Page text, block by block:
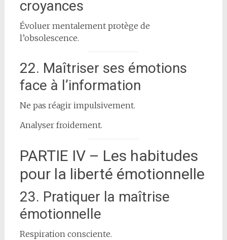
croyances
Évoluer mentalement protège de
l’obsolescence.
22. Maîtriser ses émotions
face à l’information
Ne pas réagir impulsivement.
Analyser froidement.
PARTIE IV – Les habitudes
pour la liberté émotionnelle
23. Pratiquer la maîtrise
émotionnelle
Respiration consciente.